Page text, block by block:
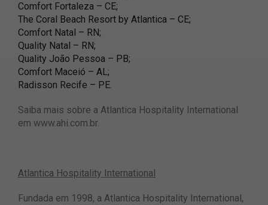
Comfort Fortaleza – CE;
The Coral Beach Resort by Atlantica – CE;
Comfort Natal – RN;
Quality Natal – RN;
Quality João Pessoa – PB;
Comfort Maceió – AL;
Radisson Recife – PE.
Saiba mais sobre a Atlantica Hospitality International
em www.ahi.com.br.
Atlantica Hospitality International
Fundada em 1998, a Atlantica Hospitality International,